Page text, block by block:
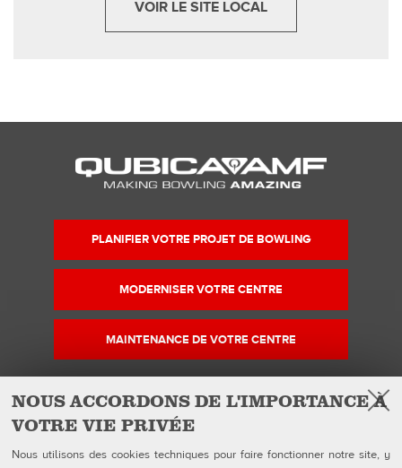
NOUS ACCORDONS DE L'IMPORTANCE À
VOTRE VIE PRIVÉE
Nous utilisons des cookies techniques pour faire fonctionner notre site, y
VOIR LE SITE LOCAL
PLANIFIER VOTRE PROJET DE BOWLING
MODERNISER VOTRE CENTRE
MAINTENANCE DE VOTRE CENTRE
Suivez-nous sur